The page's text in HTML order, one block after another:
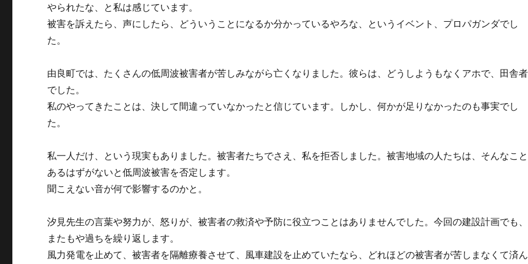
やられたな、と私は感じています。
被害を訴えたら、声にしたら、どういうことになるか分かっているやろな、というイベント、プロパガンダでし
た。
由良町では、たくさんの低周波被害者が苦しみながら亡くなりました。彼らは、どうしようもなくアホで、田舎者
でした。
私のやってきたことは、決して間違っていなかったと信じています。しかし、何かが足りなかったのも事実でし
た。
私一人だけ、という現実もありました。被害者たちでさえ、私を拒否しました。被害地域の人たちは、そんなこと
あるはずがないと低周波被害を否定します。
聞こえない音が何で影響するのかと。
汐見先生の言葉や努力が、怒りが、被害者の救済や予防に役立つことはありませんでした。今回の建設計画でも、
またもや過ちを繰り返します。
風力発電を止めて、被害者を隔離療養させて、風車建設を止めていたなら、どれほどの被害者が苦しまなくて済ん